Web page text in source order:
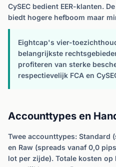
CySEC bedient EER-klanten.
biedt hogere hefboom maar
Eightcap's vier-
belangrijkste
profiteren van sterke
respectievelijk FCA en
Accounttypes en
Twee accounttypes: Standard
en Raw (spreads vanaf 0,0
lot per zijde). Totale kosten op